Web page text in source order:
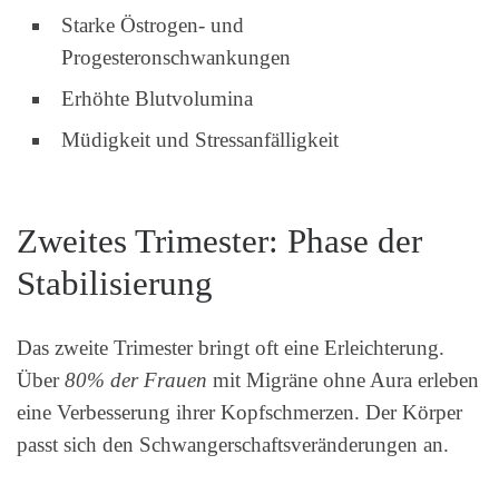
Starke Östrogen- und
Progesteronschwankungen
Erhöhte Blutvolumina
Müdigkeit und Stressanfälligkeit
Zweites Trimester: Phase der
Stabilisierung
Das zweite Trimester bringt oft eine Erleichterung.
Über80% der Frauen mit Migräne ohne Aura erleben
eine Verbesserung ihrer Kopfschmerzen. Der Körper
passt sich den Schwangerschaftsveränderungen an.